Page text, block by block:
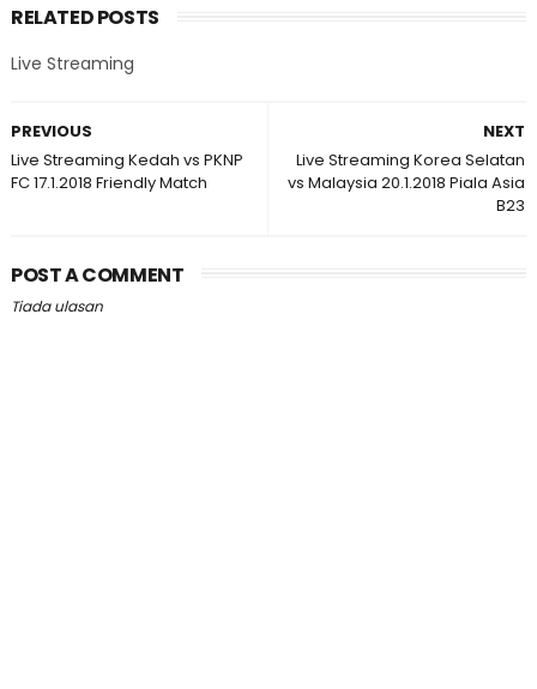
RELATED POSTS
Live Streaming
NEXT
Live Streaming Korea Selatan
vs Malaysia 20.1.2018 Piala Asia
B23
PREVIOUS
Live Streaming Kedah vs PKNP
FC 17.1.2018 Friendly Match
POST A COMMENT
Tiada ulasan